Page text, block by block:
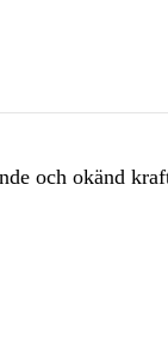
och okänd